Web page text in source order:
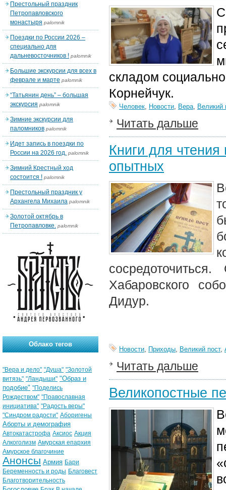
складом
Корнейчук.
Человек, Новости, Вера, Великий
Читать дальше
Книги для
опытных
Хабаровского
Дидур.
Новости, Приходы, Великий пост,
Читать дальше
Великопостные
Престольный праздник
Петропавловского
монастыря palomnik
Поездки по России 2026 –
специально для
дальневосточников ! palomnik
Большие экскурсии для всех в
феврале и марте palomnik
“Татьянин день” – большая
экскурсия palomnik
Зимние экскурсии для
паломников palomnik
Идет запись в поездки по
России на 2026 год. palomnik
Зимний Крестный ход
состоится ! palomnik
Престольный праздник у
Архангела Михаила palomnik
Золотой октябрь в
Петропавловке. palomnik
Облако тегов
"Вера и дело" "Душа" "Золотой
витязь" "Ландыши" "Образ и
подобие" "Поделись
Рождеством" "Православная
инициатива" "Радость веры"
"Синдром радости" Аборигены
Аборты и демография
Автокатастрофа Аксиос Акция
Алкоголизм Амурская епархия
Амурское благочиние
Анонсы Армия Бари
Беременность и роды Благовест
Благотворительность